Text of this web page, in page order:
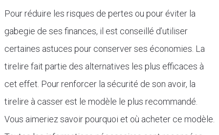
Pour réduire les risques de pertes ou pour éviter la
gabegie de ses finances, il est conseillé d’utiliser
certaines astuces pour conserver ses économies. La
tirelire fait partie des alternatives les plus efficaces à
cet effet. Pour renforcer la sécurité de son avoir, la
tirelire à casser est le modèle le plus recommandé.
Vous aimeriez savoir pourquoi et où acheter ce modèle.